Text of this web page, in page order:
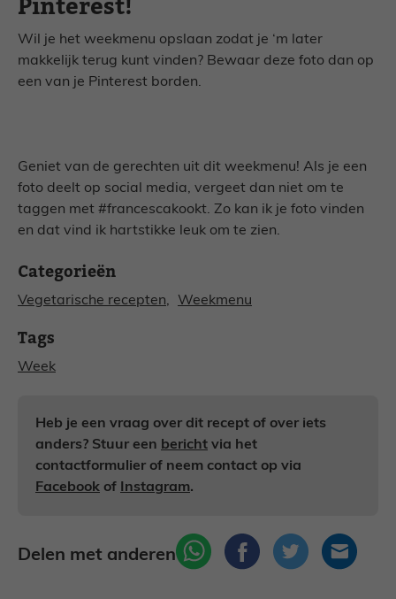
Pinterest!
Wil je het weekmenu opslaan zodat je ‘m later
makkelijk terug kunt vinden? Bewaar deze foto dan op
een van je Pinterest borden.
Geniet van de gerechten uit dit weekmenu! Als je een
foto deelt op social media, vergeet dan niet om te
taggen met #francescakookt. Zo kan ik je foto vinden
en dat vind ik hartstikke leuk om te zien.
Categorieën
Vegetarische recepten, Weekmenu
Tags
Week
Heb je een vraag over dit recept of over iets
anders? Stuur een bericht via het
contactformulier of neem contact op via
Facebook of Instagram.
Delen met anderen